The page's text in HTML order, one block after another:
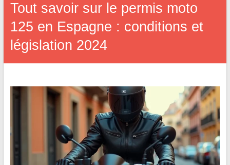
Tout savoir sur le permis moto
125 en Espagne : conditions et
législation 2024